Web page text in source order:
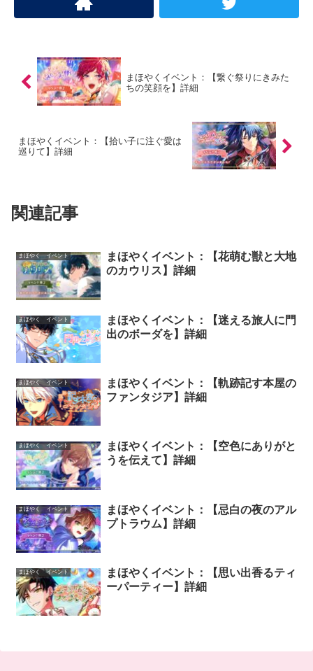
まほやくイベント：【繋ぐ祭りにきみた
ちの笑顔を】詳細
まほやくイベント：【拾い子に注ぐ愛は
巡りて】詳細
関連記事
まほやく イベント
まほやくイベント：【花萌む獣と大地
のカウリス】詳細
まほやく イベント
まほやくイベント：【迷える旅人に門
出のボーダを】詳細
まほやく イベント
まほやくイベント：【軌跡記す本屋の
ファンタジア】詳細
まほやく イベント
まほやくイベント：【空色にありがと
うを伝えて】詳細
まほやく イベント
まほやくイベント：【忌白の夜のアル
プトラウム】詳細
まほやく イベント
まほやくイベント：【思い出香るティ
ーパーティー】詳細